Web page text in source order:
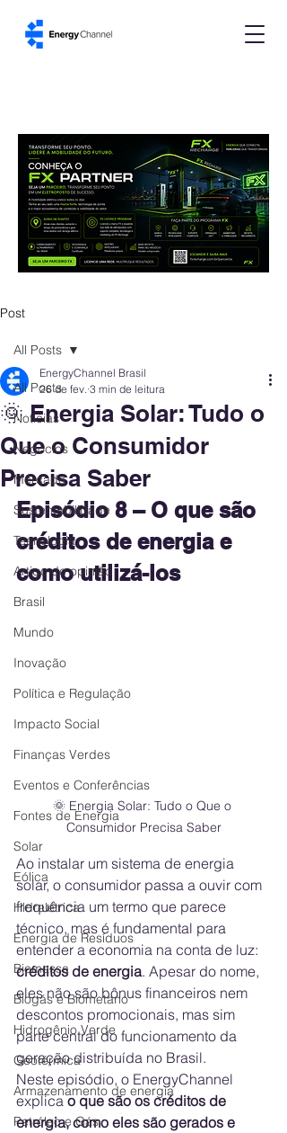
Post
All Posts
Notícias
Negócios
Mercado
Sustentabilidade
Tecnologia
Artigo de opinião
Brasil
Mundo
Inovação
Política e Regulação
Impacto Social
Finanças Verdes
Eventos e Conferências
Fontes de Energia
Solar
Eólica
Hidrelétrica
Energia de Resíduos
Biomassa
Biogás e Biometano
Hidrogênio Verde
Geotérmica
Armazenamento de energia
Petróleo e Gás
All Posts
🌞 Energia Solar: Tudo o
Que o Consumidor
Precisa Saber
EnergyChannel Brasil
26 de fev. 3 min de leitura
Episódio 8 – O que são
créditos de energia e
como utilizá-los
🌞 Energia Solar: Tudo o Que o
Consumidor Precisa Saber
Ao instalar um sistema de energia
solar, o consumidor passa a ouvir com
frequência um termo que parece
técnico, mas é fundamental para
entender a economia na conta de luz:
créditos de energia. Apesar do nome,
eles não são bônus financeiros nem
descontos promocionais, mas sim
parte central do funcionamento da
geração distribuída no Brasil.
Neste episódio, o EnergyChannel
explica o que são os créditos de
energia, como eles são gerados e